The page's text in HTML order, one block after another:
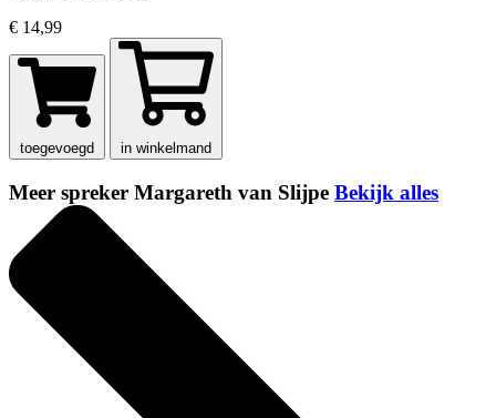
€ 14,99
toegevoegd in winkelmand
Meer spreker Margareth van Slijpe Bekijk alles